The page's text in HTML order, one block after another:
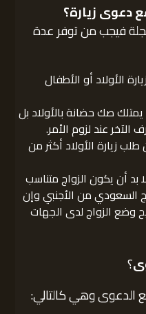
دعوى زيارة؟
فيجب من توفر عدة
الأولاد أو الأطفال
صك حضانة بالأولاد بل
عند لزوم الأمر.
زيارة الأولاد أكثر من
بد أن يكون الزواج متناسب
السعودي من الأجنبي وإن
وضع الزواج لدى الجهات
؟
الدعوى وهي كالتالي: